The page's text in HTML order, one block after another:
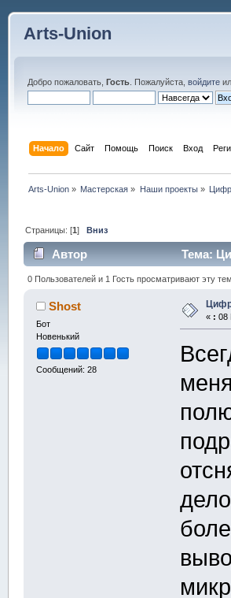
Arts-Union
Добро пожаловать, Гость. Пожалуйста, войдите
Начало Сайт Помощь Поиск Вход
Arts-Union » Мастерская » Наши проекты»
Страницы: [1]Вниз
Автор Тема:
0 Пользователей и 1 Гость просматривают эту
Shost
Бот
Новенький
Сообщений: 28
« : 08